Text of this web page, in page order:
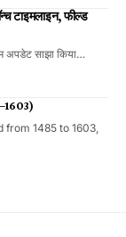
टाइमलाइन, फील्ड
अपडेट साझा किया…
from 1485 to 1603,